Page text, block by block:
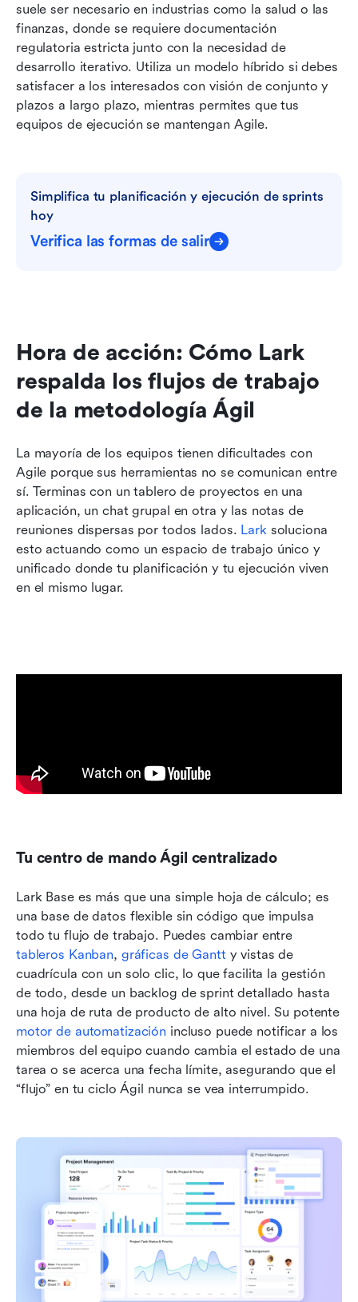
suele ser necesario en industrias como la salud o las
finanzas, donde se requiere documentación
regulatoria estricta junto con la necesidad de
desarrollo iterativo. Utiliza un modelo híbrido si debes
satisfacer a los interesados con visión de conjunto y
plazos a largo plazo, mientras permites que tus
equipos de ejecución se mantengan Agile.
Simplifica tu planificación y ejecución de sprints
hoy
Verifica las formas de salir
Hora de acción: Cómo Lark
respalda los flujos de trabajo
de la metodología Ágil
La mayoría de los equipos tienen dificultades con
Agile porque sus herramientas no se comunican entre
sí. Terminas con un tablero de proyectos en una
aplicación, un chat grupal en otra y las notas de
reuniones dispersas por todos lados. Lark soluciona
esto actuando como un espacio de trabajo único y
unificado donde tu planificación y tu ejecución viven
en el mismo lugar.
Tu centro de mando Ágil centralizado
Lark Base es más que una simple hoja de cálculo; es
una base de datos flexible sin código que impulsa
tableros Kanban, gráficas de Gantt y vistas de
cuadrícula con un solo clic, lo que facilita la gestión
de todo, desde un backlog de sprint detallado hasta
motor de automatización incluso puede notificar a los
miembros del equipo cuando cambia el estado de una
tarea o se acerca una fecha límite, asegurando que el
“flujo” en tu ciclo Ágil nunca se vea interrumpido.